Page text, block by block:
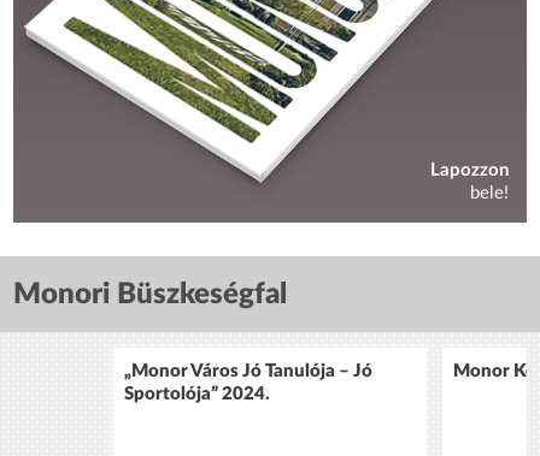
Lapozzon
bele!
Monori Büszkeségfal
„Monor Város Jó Tanulója – Jó
Sportolója” 2024.
Monor